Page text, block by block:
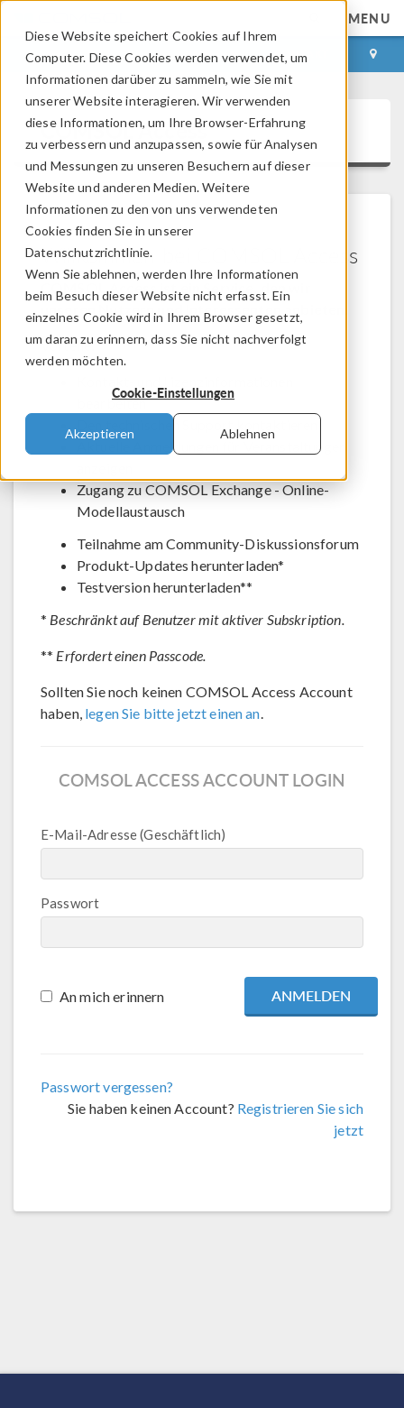
Diese Website speichert Cookies auf Ihrem
Computer. Diese Cookies werden verwendet, um
Informationen darüber zu sammeln, wie Sie mit
unserer Website interagieren. Wir verwenden
diese Informationen, um Ihre Browser-Erfahrung
zu verbessern und anzupassen, sowie für Analysen
und Messungen zu unseren Besuchern auf dieser
Website und anderen Medien. Weitere
Informationen zu den von uns verwendeten
Cookies finden Sie in unserer
Datenschutzrichtlinie.
Wenn Sie ablehnen, werden Ihre Informationen
beim Besuch dieser Website nicht erfasst. Ein
einzelnes Cookie wird in Ihrem Browser gesetzt,
um daran zu erinnern, dass Sie nicht nachverfolgt
werden möchten.
Cookie-Einstellungen
Akzeptieren Ablehnen
MENU
ANMELDEN KONTAKT
COMSOL Access
Willkommen bei COMSOL Access
COMSOL Access ist ein Service, den wir
unseren Nutzern und Interessenten anbieten.
Vorteile:
bearbeiten
Den technischen Support kontaktieren
Aktuelle Anmeldungen für Veranstaltungen
Zugang zu COMSOL Exchange - Online-
Modellaustausch
Teilnahme am Community-Diskussionsforum
Produkt-Updates herunterladen*
Testversion herunterladen**
* Beschränkt auf Benutzer mit aktiver Subskription.
** Erfordert einen Passcode.
Sollten Sie noch keinen COMSOL Access Account
haben, legen Sie bitte jetzt einen an.
COMSOL ACCESS ACCOUNT LOGIN
E-Mail-Adresse (Geschäftlich)
Passwort
An mich erinnern
Passwort vergessen?
Sie haben keinen Account? Registrieren Sie sich
jetzt